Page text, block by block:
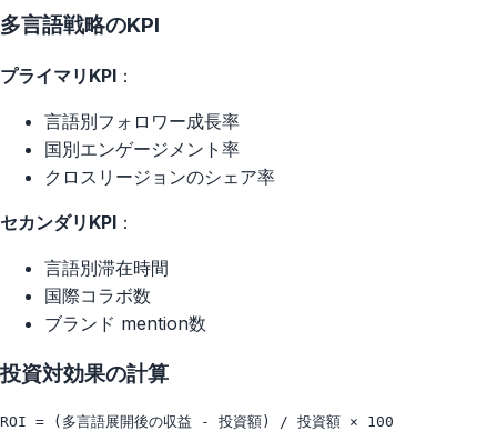
多言語戦略のKPI
プライマリKPI ：
言語別フォロワー成長率
国別エンゲージメント率
クロスリージョンのシェア率
セカンダリKPI ：
言語別滞在時間
国際コラボ数
ブランド mention数
投資対効果の計算
ROI = (多言語展開後の収益 - 投資額) / 投資額 × 100